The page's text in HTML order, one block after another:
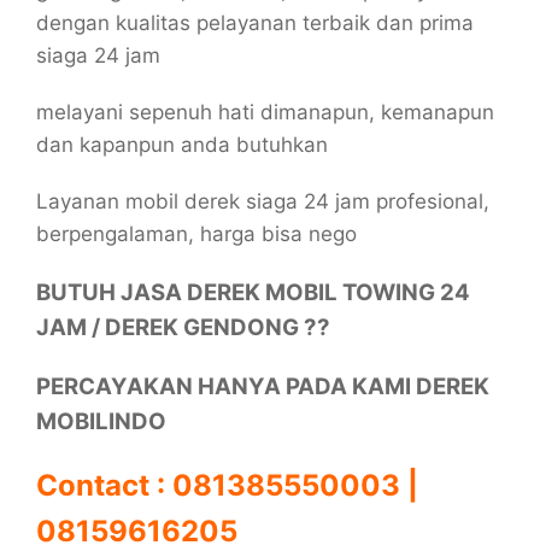
dengan kualitas pelayanan terbaik dan prima
siaga 24 jam
melayani sepenuh hati dimanapun, kemanapun
dan kapanpun anda butuhkan
Layanan mobil derek siaga 24 jam profesional,
berpengalaman, harga bisa nego
BUTUH JASA DEREK MOBIL TOWING 24
JAM / DEREK GENDONG ??
PERCAYAKAN HANYA PADA KAMI DEREK
MOBILINDO
Contact : 081385550003 |
08159616205